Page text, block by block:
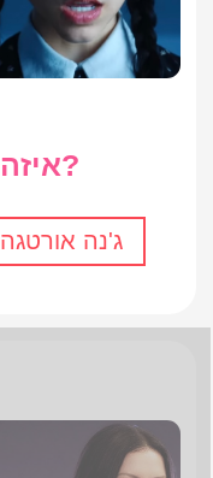
איזה יום רביעי אתה אוהב?
ג'נה אורטגה